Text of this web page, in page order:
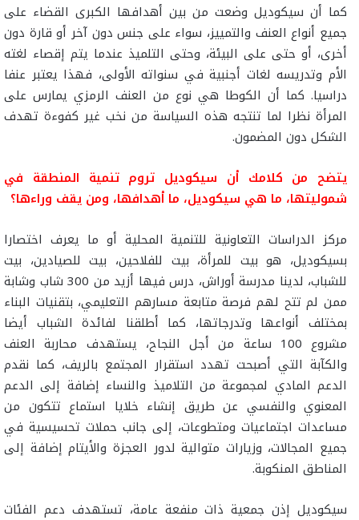
كما أن سيكوديل وضعت من بين أهدافها الكبرى القضاء على
جميع أنواع العنف والتمييز، سواء على جنس دون آخر أو قارة دون
أخرى، أو حتى على البيئة، وحتى التلميذ عندما يتم إقصاء لغته
الأم وتدريسه لغات أجنبية في سنواته الأولى، فهذا يعتبر عنفا
دراسيا. كما أن الكوطا هي نوع من العنف الرمزي يمارس على
المرأة نظرا لما تنتجه هذه السياسة من نخب غير كفوءة تهدف
الشكل دون المضمون.
يتضح من كلامك أن سيكوديل تروم تنمية المنطقة في
شموليتها، ما هي سيكوديل، ما أهدافها، ومن يقف وراءها؟
مركز الدراسات التعاونية للتنمية المحلية أو ما يعرف اختصارا
بسيكوديل، هو بيت للمرأة، بيت للفلاحين، بيت للصيادين، بيت
للشباب، لدينا مدرسة أوراش، درس فيها أزيد من 300 شاب وشابة
ممن لم تتح لهم فرصة متابعة مسارهم التعليمي، بتقنيات البناء
بمختلف أنواعها وتدرجاتها، كما أطلقنا لفائدة الشباب أيضا
مشروع 100 ساعة من أجل النجاح، يستهدف محاربة العنف
والكآبة التي أصبحت تهدد استقرار المجتمع بالريف، كما نقدم
الدعم المادي لمجموعة من التلاميذ والنساء إضافة إلى الدعم
المعنوي والنفسي عن طريق إنشاء خلايا استماع تتكون من
مساعدات اجتماعيات ومتطوعات، إلى جانب حملات تحسيسية في
جميع المجالات، وزيارات متوالية لدور العجزة والأيتام إضافة إلى
المناطق المنكوبة.
سيكوديل إذن جمعية ذات منفعة عامة، تستهدف دعم الفئات